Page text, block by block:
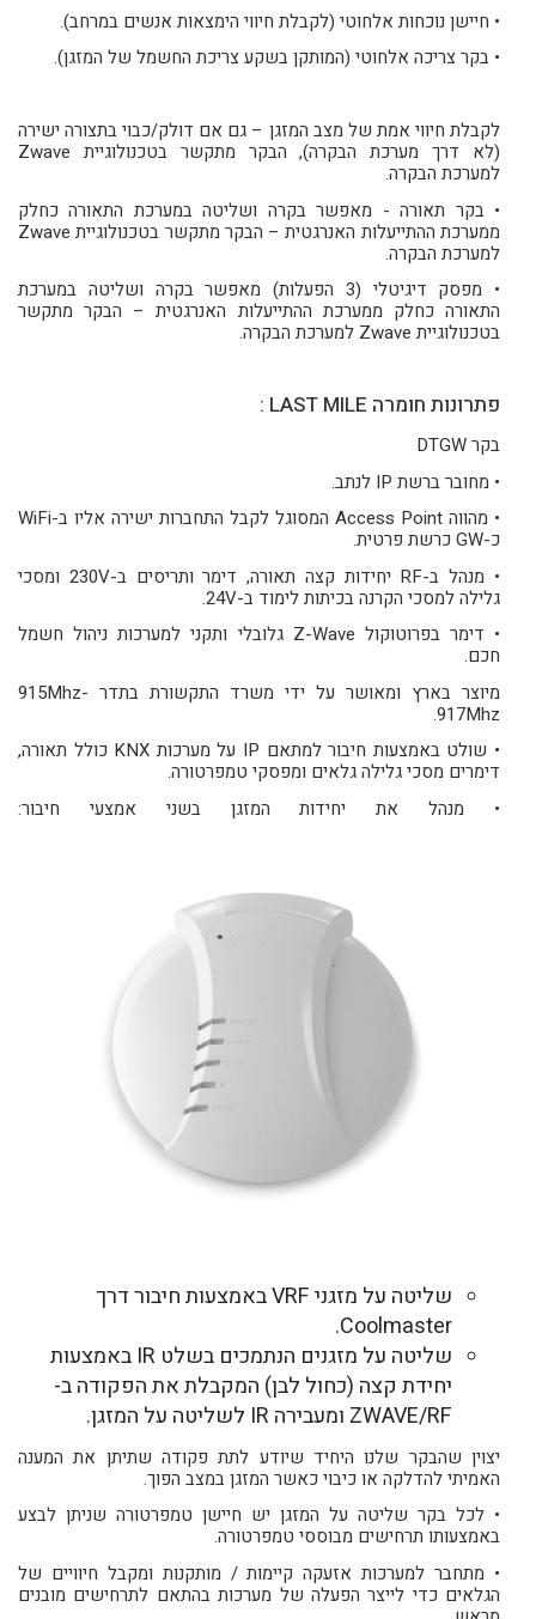
• חיישן נוכחות אלחוטי (לקבלת חיווי הימצאות אנשים במרחב).
• בקר צריכה אלחוטי (המותקן בשקע צריכת החשמל של המזגן).
לקבלת חיווי אמת של מצב המזגן – גם אם דולק/כבוי בתצורה ישירה
(לא דרך מערכת הבקרה), הבקר מתקשר בטכנולוגיית Zwave
למערכת הבקרה.
• בקר תאורה - מאפשר בקרה ושליטה במערכת התאורה כחלק
ממערכת ההתייעלות האנרגטית – הבקר מתקשר בטכנולוגיית Zwave
למערכת הבקרה.
• מפסק דיגיטלי (3 הפעלות) מאפשר בקרה ושליטה במערכת
התאורה כחלק ממערכת ההתייעלות האנרגטית – הבקר מתקשר
בטכנולוגיית Zwave למערכת הבקרה.
פתרונות חומרה LAST MILE :
בקר DTGW
• מחובר ברשת IP לנתב.
• מהווה Access Point המסוגל לקבל התחברות ישירה אליו ב-WiFi
כ-GW כרשת פרטית.
• מנהל ב-RF יחידות קצה תאורה, דימר ותריסים ב-230V ומסכי
גלילה למסכי הקרנה בכיתות לימוד ב-24V.
• דימר בפרוטוקול Z-Wave גלובלי ותקני למערכות ניהול חשמל
חכם.
מיוצר בארץ ומאושר על ידי משרד התקשורת בתדר 915Mhz-
917Mhz.
• שולט באמצעות חיבור למתאם IP על מערכות KNX כולל תאורה,
דימרים מסכי גלילה גלאים ומפסקי טמפרטורה.
• מנהל את יחידות המזגן בשני אמצעי חיבור:
שליטה על מזגני VRF באמצעות חיבור דרך
Coolmaster.
שליטה על מזגנים הנתמכים בשלט IR באמצעות
יחידת קצה (כחול לבן) המקבלת את הפקודה ב-
ZWAVE/RF ומעבירה IR לשליטה על המזגן.
יצוין שהבקר שלנו היחיד שיודע לתת פקודה שתיתן את המענה
האמיתי להדלקה או כיבוי כאשר המזגן במצב הפוך.
• לכל בקר שליטה על המזגן יש חיישן טמפרטורה שניתן לבצע
באמצעותו תרחישים מבוססי טמפרטורה.
• מתחבר למערכות אזעקה קיימות / מותקנות ומקבל חיוויים של
הגלאים כדי לייצר הפעלה של מערכות בהתאם לתרחישים מובנים